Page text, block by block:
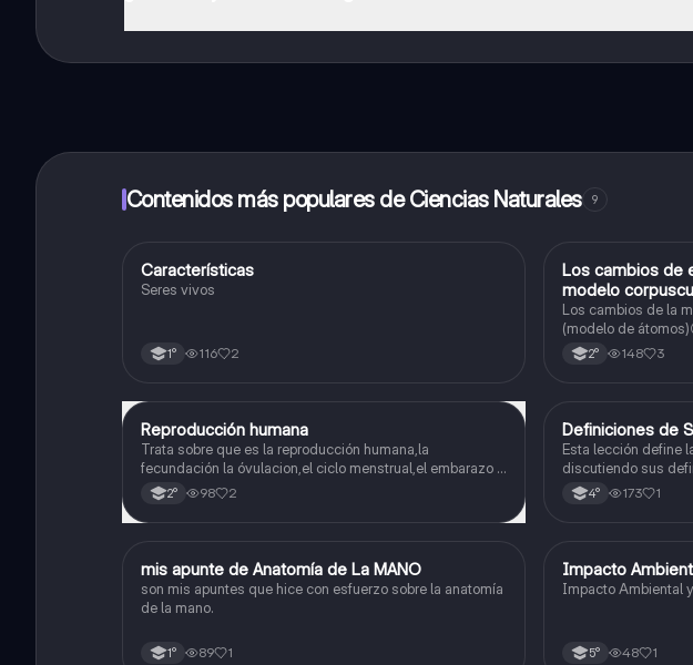
inmeditamente. Puedes ganar dinero utilizando la aplicación, que te permitirá
Contenidos más populares de Ciencias Naturales 9
Ciencias Naturales
Características
Seres vivos
1° 116 2
Ciencias Naturales
Los cambios de
modelo
Los cambios de la
(modelo de
2° 148 3
Ciencias Naturales
Reproducción humana
Trata sobre que es la reproducción humana,la
fecundación la óvulacion,el ciclo menstrual,el embarazo y
sus características,parto y los aparatos q lo componen
2° 98 2
Ciencias Naturales
Definiciones de
Esta lección define
discutiendo sus
diferenciada.
4° 173 1
Ciencias Naturales
mis apunte de Anatomía de La MANO
son mis apuntes que hice con esfuerzo sobre la anatomía
de la mano.
1° 89 1
Ciencias Naturales
Impacto
Impacto Ambiental
5° 48 1